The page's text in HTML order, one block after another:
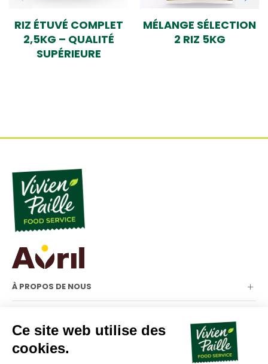
RIZ ÉTUVÉ COMPLET
2,5KG – QUALITÉ
SUPÉRIEURE
MÉLANGE SÉLECTION
2 RIZ 5KG
À PROPOS DE NOUS
NOTRE GAMME